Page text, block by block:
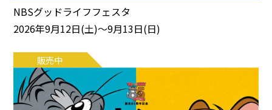
NBSグッドライフフェスタ
2026年9月12日(土)～9月13日(日)
販売中